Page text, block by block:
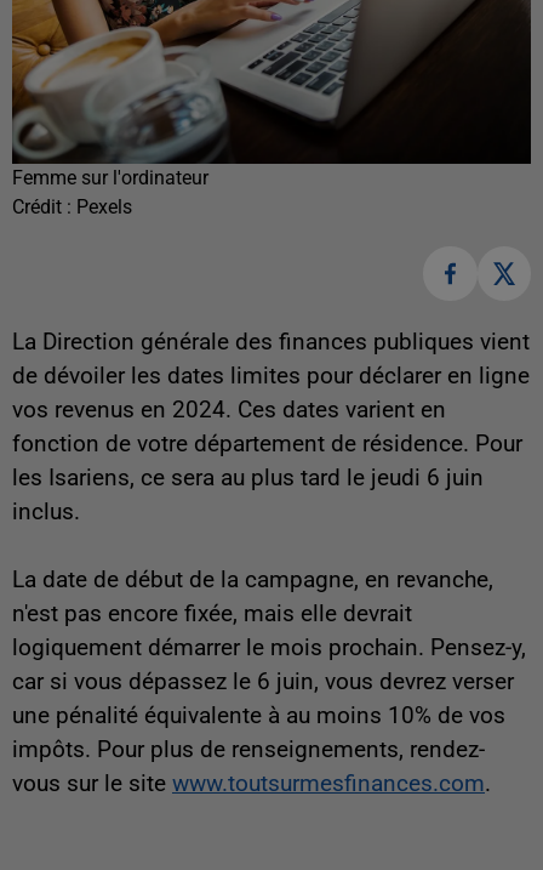
Femme sur l'ordinateur
Crédit : Pexels
La Direction générale des finances publiques vient
de dévoiler les dates limites pour déclarer en ligne
vos revenus en 2024. Ces dates varient en
fonction de votre département de résidence. Pour
les Isariens, ce sera au plus tard le jeudi 6 juin
inclus.
La date de début de la campagne, en revanche,
n'est pas encore fixée, mais elle devrait
logiquement démarrer le mois prochain. Pensez-y,
car si vous dépassez le 6 juin, vous devrez verser
une pénalité équivalente à au moins 10% de vos
impôts. Pour plus de renseignements, rendez-
vous sur le site www.toutsurmesfinances.com.